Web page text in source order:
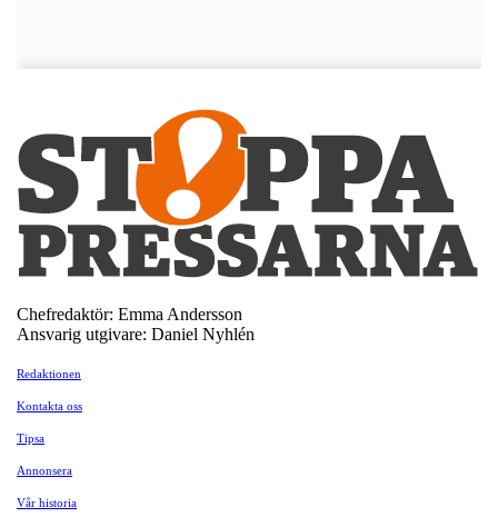
Chefredaktör: Emma Andersson
Ansvarig utgivare: Daniel Nyhlén
Redaktionen
Kontakta oss
Tipsa
Annonsera
Vår historia